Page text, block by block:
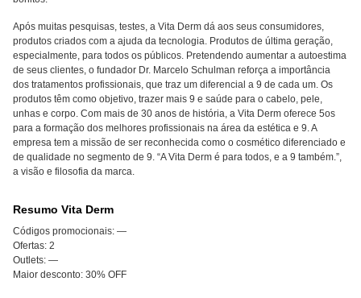
Após muitas pesquisas, testes, a Vita Derm dá aos seus consumidores,
produtos criados com a ajuda da tecnologia. Produtos de última geração,
especialmente, para todos os públicos. Pretendendo aumentar a autoestima
de seus clientes, o fundador Dr. Marcelo Schulman reforça a importância
dos tratamentos profissionais, que traz um diferencial a 9 de cada um. Os
produtos têm como objetivo, trazer mais 9 e saúde para o cabelo, pele,
unhas e corpo. Com mais de 30 anos de história, a Vita Derm oferece 5os
para a formação dos melhores profissionais na área da estética e 9. A
empresa tem a missão de ser reconhecida como o cosmético diferenciado e
de qualidade no segmento de 9. “A Vita Derm é para todos, e a 9 também.”,
a visão e filosofia da marca.
Resumo Vita Derm
Códigos promocionais: —
Ofertas: 2
Outlets: —
Maior desconto: 30% OFF